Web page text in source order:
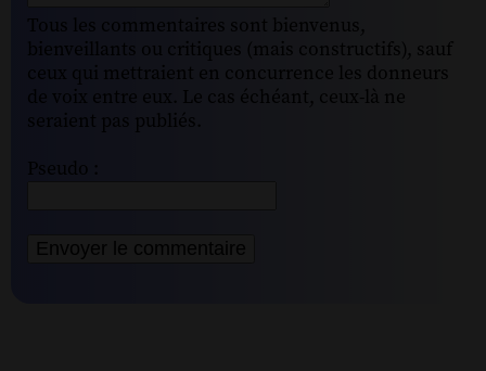
Tous les commentaires sont bienvenus,
bienveillants ou critiques (mais constructifs), sauf
ceux qui mettraient en concurrence les donneurs
de voix entre eux. Le cas échéant, ceux-là ne
seraient pas publiés.
Pseudo :